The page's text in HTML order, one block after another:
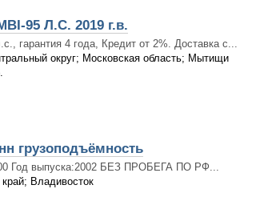
95 Л.С. 2019 г.в.
гарантия 4 года, Кредит от 2%. Доставка с...
округ; Московская область; Мытищи
грузоподъёмность
Год выпуска:2002 БЕЗ ПРОБЕГА ПО РФ...
Владивосток